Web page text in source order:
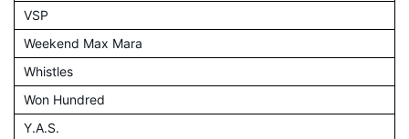
VSP
Weekend Max Mara
Whistles
Won Hundred
Y.A.S.